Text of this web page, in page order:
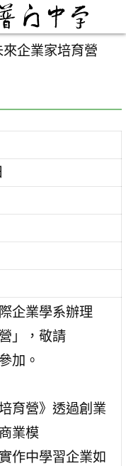
來企業家培育營
企業學系辦理
」，敬請
加。
育營》透過創業
業模
作中學習企業如